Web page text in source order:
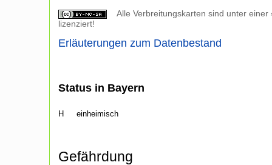
Alle Verbreitungskarten sind unter einer
lizenziert!
Erläuterungen zum Datenbestand
Status in Bayern
H einheimisch
Gefährdung